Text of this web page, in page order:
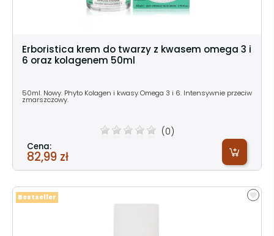
Erboristica krem do twarzy z kwasem omega 3 i
6 oraz kolagenem 50ml
50ml. Nowy. Phyto Kolagen i kwasy Omega 3 i 6. Intensywnie przeciw
zmarszczowy.
(0)
Cena:
82,99 zł
Bestseller